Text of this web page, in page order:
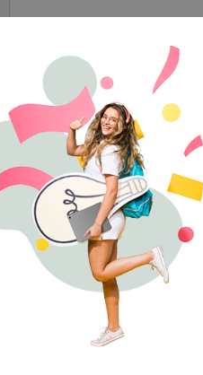
-20% A CARRELLO
Piani cottura a gas
De'Longhi - Ffb 46 Asv